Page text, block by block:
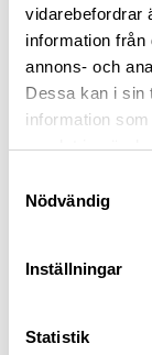
vidarebefordrar
information från
annons- och
Dessa kan i sin
information
samlat in när
Nödvändig
Inställningar
Statistik